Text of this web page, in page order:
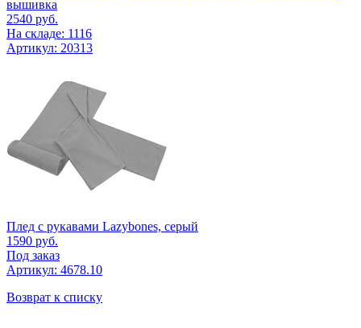
вышивка
2540 руб.
На складе: 1116
Артикул: 20313
Плед с рукавами Lazybones, серый
1590 руб.
Под заказ
Артикул: 4678.10
Возврат к списку